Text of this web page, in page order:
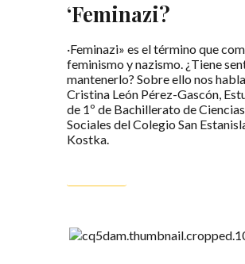
‘Feminazi?
·Feminazi» es el término que
feminismo y nazismo. ¿Tiene
mantenerlo? Sobre ello nos habla
Cristina León Pérez-Gascón,
de 1º de Bachillerato de Ciencias
Sociales del Colegio San
Kostka.